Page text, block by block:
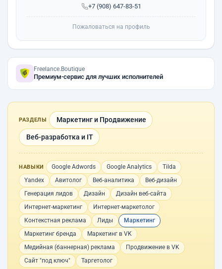
+7 (908) 647-83-51
Пожаловаться на профиль
Freelance.Boutique
Премиум-сервис для лучших исполнителей
РАЗДЕЛЫ Маркетинг и Продвижение
Веб-разработка и IT
НАВЫКИ Google Adwords Google Analytics
Tilda
Yandex
Авитолог Веб-аналитика
Веб-дизайн
Генерация лидов
Дизайн
Дизайн веб-сайта
Интернет-маркетинг
Интернет-маркетолог
Контекстная реклама
Лиды
Маркетинг
Маркетинг бренда
Маркетинг в VK
Медийная (баннерная) реклама
Продвижение в VK
Сайт "под ключ"
Таргетолог